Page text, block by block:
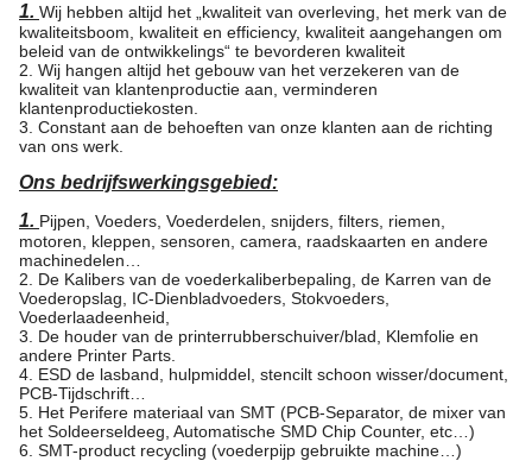
1. Wij hebben altijd het „kwaliteit van overleving, het merk van de
kwaliteitsboom, kwaliteit en efficiency, kwaliteit aangehangen om
beleid van de ontwikkelings“ te bevorderen kwaliteit
2. Wij hangen altijd het gebouw van het verzekeren van de
kwaliteit van klantenproductie aan, verminderen
klantenproductiekosten.
3. Constant aan de behoeften van onze klanten aan de richting
van ons werk.
Ons bedrijfswerkingsgebied:
1. Pijpen, Voeders, Voederdelen, snijders, filters, riemen,
motoren, kleppen, sensoren, camera, raadskaarten en andere
machinedelen…
2. De Kalibers van de voederkaliberbepaling, de Karren van de
Voederopslag, IC-Dienbladvoeders, Stokvoeders,
Voederlaadeenheid,
3. De houder van de printerrubberschuiver/blad, Klemfolie en
andere Printer Parts.
4. ESD de lasband, hulpmiddel, stencilt schoon wisser/document,
PCB-Tijdschrift…
5. Het Perifere materiaal van SMT (PCB-Separator, de mixer van
het Soldeerseldeeg, Automatische SMD Chip Counter, etc…)
6. SMT-product recycling (voederpijp gebruikte machine…)